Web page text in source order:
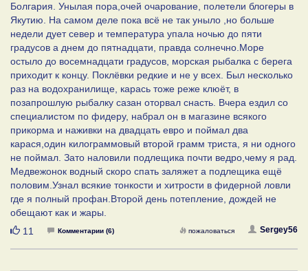
Болгария. Унылая пора,очей очарование, полетели блогеры в
Якутию. На самом деле пока всё не так уныло ,но больше
недели дует север и температура упала ночью до пяти
градусов а днем до пятнадцати, правда солнечно.Море
остыло до восемнадцати градусов, морская рыбалка с берега
приходит к концу. Поклёвки редкие и не у всех. Был несколько
раз на водохранилище, карась тоже реже клюёт, в
позапрошлую рыбалку сазан оторвал снасть. Вчера ездил со
специалистом по фидеру, набрал он в магазине всякого
прикорма и наживки на двадцать евро и поймал два
карася,один килограммовый второй грамм триста, я ни одного
не поймал. Зато наловили подлещика почти ведро,чему я рад.
Медвежонок водный скоро спать заляжет а подлещика ещё
половим.Узнал всякие тонкости и хитрости в фидерной ловли
где я полный профан.Второй день потепление, дождей не
обещают как и жары.
Нравится
11 Комментарии (6) Sergey56
пожаловаться